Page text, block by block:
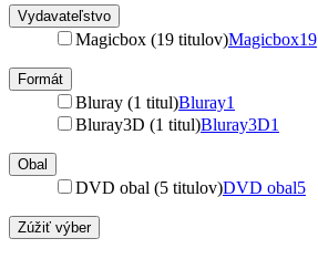
Vydavateľstvo
Magicbox (19 titulov)Magicbox19
Formát
Bluray (1 titul)Bluray1
Bluray3D (1 titul)Bluray3D1
Obal
DVD obal (5 titulov)DVD obal5
Zúžiť výber